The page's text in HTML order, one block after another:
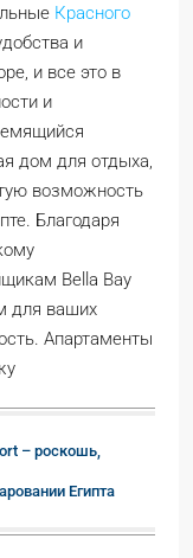
Красного
и
и все это в
и
дом для отдыха,
возможность
Благодаря
Bella Bay
для ваших
Апартаменты
– роскошь,
Египта